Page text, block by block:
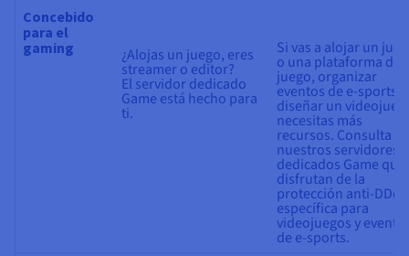
Concebido
para el
gaming
¿Alojas un juego, eres
streamer o editor?
El servidor dedicado
Game está hecho para
ti.
Si vas a alojar un
o una plataforma de
juego, organizar
eventos de e-sports o
diseñar un
necesitas más
recursos. Consulta
nuestros servidores
dedicados Game que
disfrutan de la
protección anti-DDoS
específica para
videojuegos y
de e-sports.